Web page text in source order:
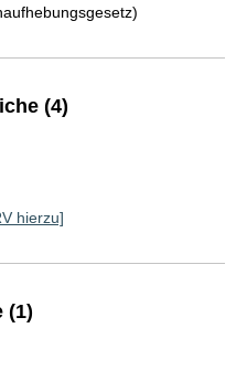
(4)
hierzu]
(1)